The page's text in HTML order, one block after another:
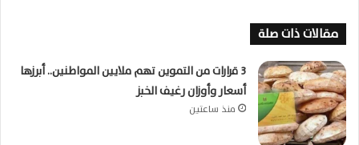
مقالات ذات صلة
3 قرارات من التموين تهم ملايين المواطنين.. أبرزها
أسعار وأوزان رغيف الخبز
منذ ساعتين